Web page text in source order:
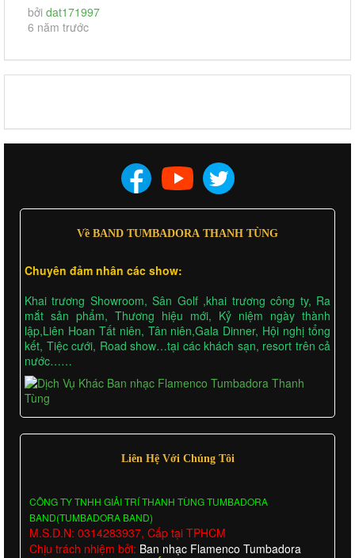
Pavilion -Tumbadora...
bởi dat171997
6 năm trước
Về BAND TUMBADORA THANH TÙNG
Chuyên đảm nhân các show:
Khai trương Showroom, Sân Golf ,khai trương công ty, Ra
mắt sản phẩm, Thương hiệu mới, Kỷ niệm ngày thành
lập,Liên Hoan Tất niên, Tân niên,Gala Dinner, Hội nghị tổng
kết, Tiệc cưới, Road show…tại các khách sạn, resort trên cả
nước……
Liên Hệ Với Chúng Tôi
CÔNG TY TNHH GIẢI TRÍ THANH TÙNG TUMBADORA
BAND(TUMBADORA BAND)
M.S.D.N: 0314283937, Cấp tại TPHCM
Chịu trách nhiệm bởi: Ban nhạc Flamenco Tumbadora